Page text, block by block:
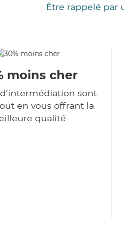
Être rappelé par
moins cher
d'intermédiation sont
en vous offrant la
qualité